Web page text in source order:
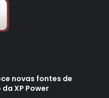
novas fontes de
XP Power